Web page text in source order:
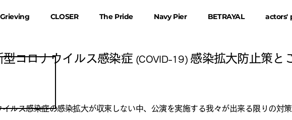
CLOSER The Pride Navy Pier BETRAYAL actors'
型コロナウイルス感染症 (COVID-19) 感染拡大防止策と
イルス感染症の感染拡大が収束しない中、公演を実施する我々が出来る限りの対